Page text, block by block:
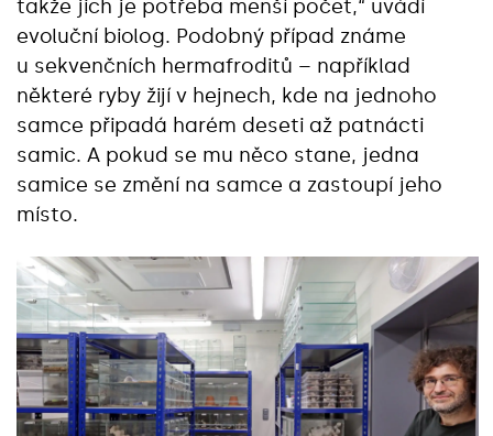
takže jich je potřeba menší počet,“‎ uvádí
evoluční biolog. Podobný případ známe
u sekvenčních hermafroditů – například
některé ryby žijí v hejnech, kde na jednoho
samce připadá harém deseti až patnácti
samic. A pokud se mu něco stane, jedna
samice se změní na samce a zastoupí jeho
místo.